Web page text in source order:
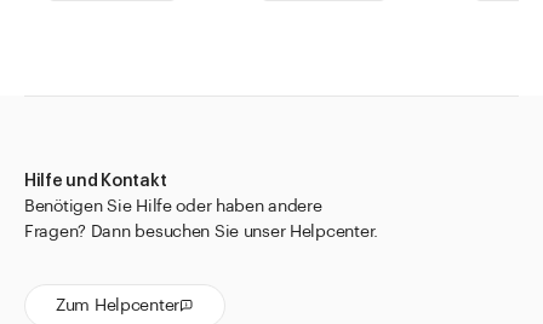
Hilfe und Kontakt
Benötigen Sie Hilfe oder haben andere
Fragen? Dann besuchen Sie unser Helpcenter.
Zum Helpcenter